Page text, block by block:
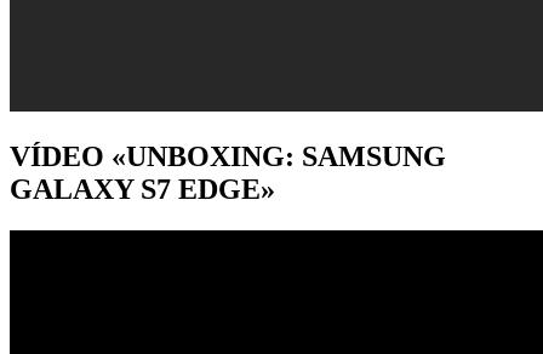
VÍDEO «UNBOXING: SAMSUNG
GALAXY S7 EDGE»